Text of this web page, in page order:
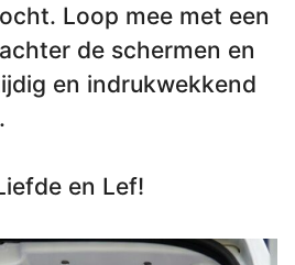
Loop mee met een
de schermen en
en indrukwekkend
en Lef!